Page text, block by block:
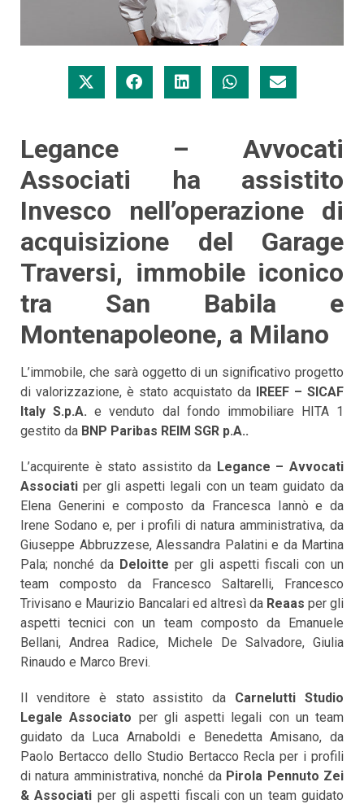
Legance – Avvocati
Associati ha assistito
Invesco nell’operazione di
acquisizione del Garage
Traversi, immobile iconico
tra San Babila e
Montenapoleone, a Milano
L’immobile, che sarà oggetto di un significativo progetto
di valorizzazione, è stato acquistato da IREEF – SICAF
Italy S.p.A. e venduto dal fondo immobiliare HITA 1
gestito da BNP Paribas REIM SGR p.A..
L’acquirente è stato assistito da Legance – Avvocati
Associati per gli aspetti legali con un team guidato da
Elena Generini e composto da Francesca Iannò e da
Irene Sodano e, per i profili di natura amministrativa, da
Giuseppe Abbruzzese, Alessandra Palatini e da Martina
Pala; nonché da Deloitte per gli aspetti fiscali con un
team composto da Francesco Saltarelli, Francesco
Trivisano e Maurizio Bancalari ed altresì da Reaas per gli
aspetti tecnici con un team composto da Emanuele
Bellani, Andrea Radice, Michele De Salvadore, Giulia
Rinaudo e Marco Brevi.
Il venditore è stato assistito da Carnelutti Studio
Legale Associato per gli aspetti legali con un team
guidato da Luca Arnaboldi e Benedetta Amisano, da
Paolo Bertacco dello Studio Bertacco Recla per i profili
di natura amministrativa, nonché da Pirola Pennuto Zei
& Associati per gli aspetti fiscali con un team guidato